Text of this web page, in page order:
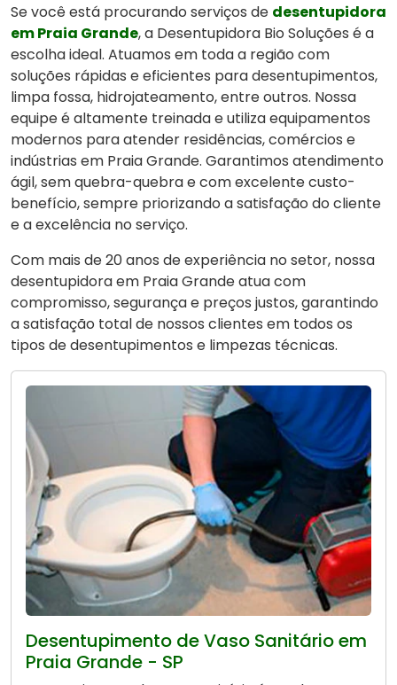
Se você está procurando serviços de desentupidora
em Praia Grande, a Desentupidora Bio Soluções é a
escolha ideal. Atuamos em toda a região com
soluções rápidas e eficientes para desentupimentos,
limpa fossa, hidrojateamento, entre outros. Nossa
equipe é altamente treinada e utiliza equipamentos
modernos para atender residências, comércios e
indústrias em Praia Grande. Garantimos atendimento
ágil, sem quebra-quebra e com excelente custo-
benefício, sempre priorizando a satisfação do cliente
e a excelência no serviço.
Com mais de 20 anos de experiência no setor, nossa
desentupidora em Praia Grande atua com
compromisso, segurança e preços justos, garantindo
a satisfação total de nossos clientes em todos os
tipos de desentupimentos e limpezas técnicas.
Desentupimento de Vaso Sanitário em
Praia Grande - SP